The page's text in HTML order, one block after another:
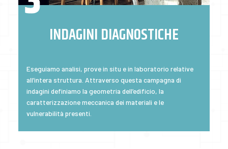
INDAGINI DIAGNOSTICHE
Eseguiamo analisi, prove in situ e in laboratorio relative
all’intera struttura. Attraverso questa campagna di
indagini definiamo la geometria dell’edificio, la
caratterizzazione meccanica dei materiali e le
vulnerabilità presenti.